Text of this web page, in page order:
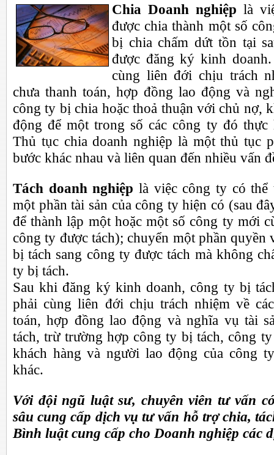
Chia Doanh nghiệp là
được chia thành một số
bị chia chấm dứt tồn tại
được đăng ký kinh
cùng liên đới chịu trách
chưa thanh toán, hợp đồng lao động và
công ty bị chia hoặc thoả thuận với chủ nợ,
động để một trong số các công ty đó thực
Thủ tục chia doanh nghiệp là một thủ tục
bước khác nhau và liên quan đến nhiều vấn
Tách doanh nghiệp là việc công ty có thể
một phần tài sản của công ty hiện có (sau
để thành lập một hoặc một số công ty mới
công ty được tách); chuyển một phần quyền
bị tách sang công ty được tách mà không
ty bị tách.
Sau khi đăng ký kinh doanh, công ty bị
phải cùng liên đới chịu trách nhiệm về
toán, hợp đồng lao động và nghĩa vụ tài
tách, trừ trường hợp công ty bị tách, công
khách hàng và người lao động của công
khác.
Với đội ngũ luật sư, chuyên viên tư vấn
sâu cung cấp dịch vụ tư vấn hỗ trợ chia,
Bình luật cung cấp cho Doanh nghiệp các